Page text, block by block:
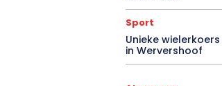
Sport
Unieke wielerkoers
in Wervershoof